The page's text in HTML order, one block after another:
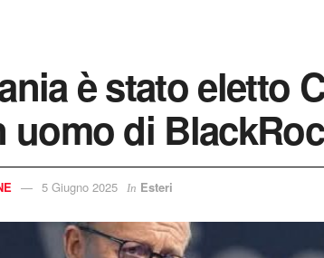
è stato eletto
uomo di
5 Giugno 2025 In Esteri